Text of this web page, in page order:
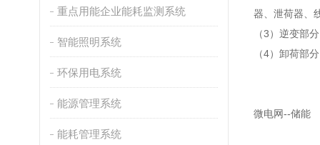
重点用能企业能耗监测系统
智能照明系统
环保用电系统
能源管理系统
能耗管理系统
器、泄荷器、
（3）逆变部
（4）卸荷部
微电网--储能